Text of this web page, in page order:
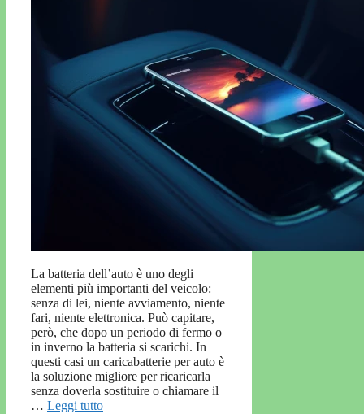
La batteria dell’auto è uno degli
elementi più importanti del veicolo:
senza di lei, niente avviamento, niente
fari, niente elettronica. Può capitare,
però, che dopo un periodo di fermo o
in inverno la batteria si scarichi. In
questi casi un caricabatterie per auto è
la soluzione migliore per ricaricarla
senza doverla sostituire o chiamare il
… Leggi tutto